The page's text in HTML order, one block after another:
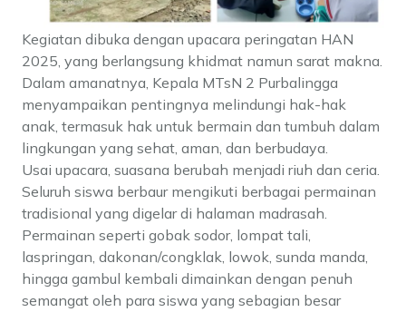
Kegiatan dibuka dengan upacara peringatan HAN
2025, yang berlangsung khidmat namun sarat makna.
Dalam amanatnya, Kepala MTsN 2 Purbalingga
menyampaikan pentingnya melindungi hak-hak
anak, termasuk hak untuk bermain dan tumbuh dalam
lingkungan yang sehat, aman, dan berbudaya.
Usai upacara, suasana berubah menjadi riuh dan ceria.
Seluruh siswa berbaur mengikuti berbagai permainan
tradisional yang digelar di halaman madrasah.
Permainan seperti gobak sodor, lompat tali,
laspringan, dakonan/congklak, lowok, sunda manda,
hingga gambul kembali dimainkan dengan penuh
semangat oleh para siswa yang sebagian besar